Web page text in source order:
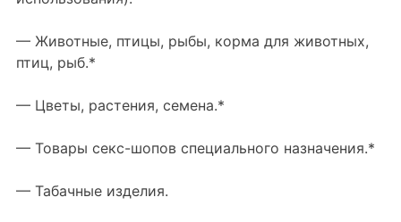
— Животные, птицы, рыбы, корма для животных,
птиц, рыб.*
— Цветы, растения, семена.*
— Товары секс-шопов специального назначения.*
— Табачные изделия.